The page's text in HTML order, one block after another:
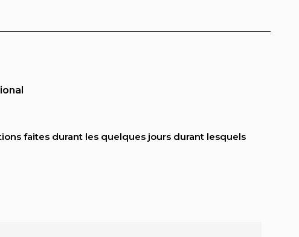
faites durant les quelques jours durant lesquels